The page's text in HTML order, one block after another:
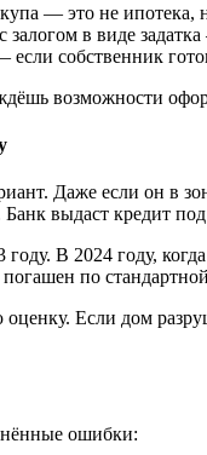
— это не
залогом в виде
собственник
возможности
Даже если он в
выдаст кредит
В 2024 году,
по
Если дом
ошибки: